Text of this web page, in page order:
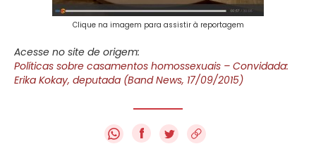
Clique na imagem para assistir à reportagem
Acesse no site de origem:
Políticas sobre casamentos homossexuais – Convidada:
Erika Kokay, deputada (Band News, 17/09/2015)
f